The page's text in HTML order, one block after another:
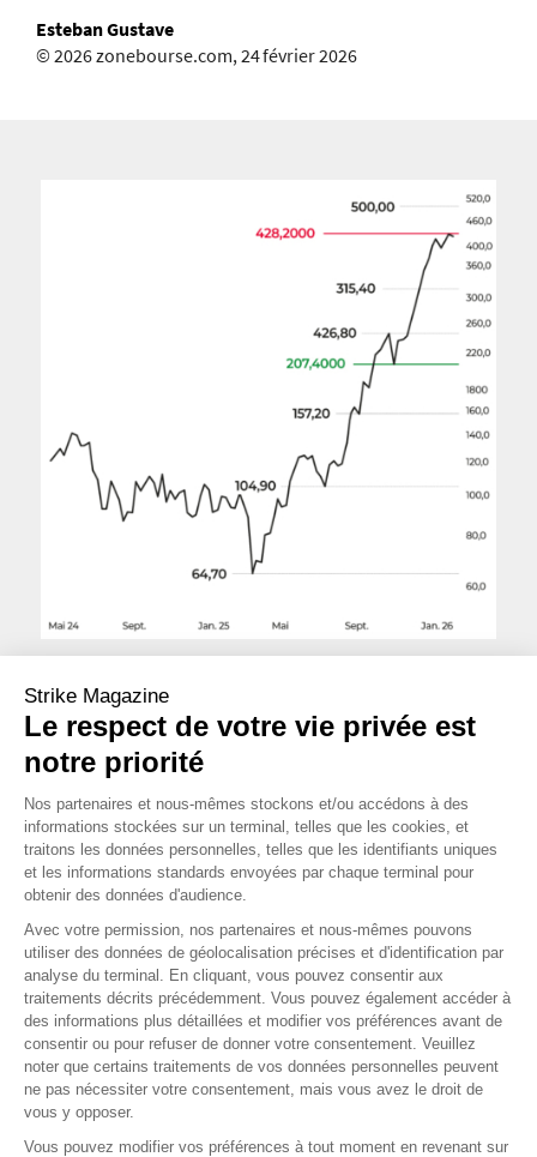
Esteban Gustave
© 2026 zonebourse.com, 24 février 2026
OPINION MOYEN TERME
OPINION LONG TERME
Source : zonebourse
Les données relatives aux performances passées ont trait à des
périodes passées et ne sont pas un indicateur fiable des résultats
historiques de marché.
Strike Magazine
Le respect de votre vie privée est
notre priorité
Nos partenaires et nous-mêmes stockons et/ou accédons à des
informations stockées sur un terminal, telles que les cookies, et
traitons les données personnelles, telles que les identifiants uniques
et les informations standards envoyées par chaque terminal pour
obtenir des données d'audience.
Avec votre permission, nos partenaires et nous-mêmes pouvons
utiliser des données de géolocalisation précises et d'identification par
analyse du terminal. En cliquant, vous pouvez consentir aux
traitements décrits précédemment. Vous pouvez également accéder à
des informations plus détaillées et modifier vos préférences avant de
consentir ou pour refuser de donner votre consentement. Veuillez
noter que certains traitements de vos données personnelles peuvent
ne pas nécessiter votre consentement, mais vous avez le droit de
vous y opposer.
Vous pouvez modifier vos préférences à tout moment en revenant sur